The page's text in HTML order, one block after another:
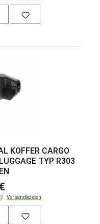
KOFFER CARGO
TYP R303
Versandkosten